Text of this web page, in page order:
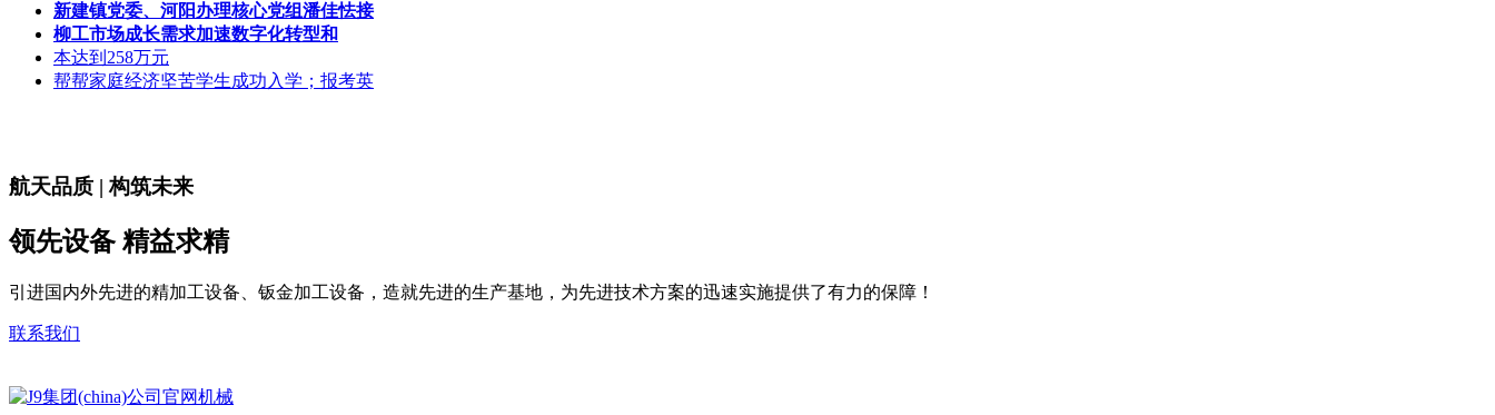
新建镇党委、河阳办理核心党组潘佳怯接
柳工市场成长需求加速数字化转型和
本达到258万元
帮帮家庭经济坚苦学生成功入学；报考英
航天品质 | 构筑未来
领先设备 精益求精
引进国内外先进的精加工设备、钣金加工设备，造就先进的生产基地，为先进技术方案的迅速实施提供了有力的保障！
联系我们